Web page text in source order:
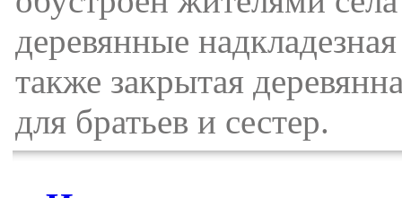
деревянные
также закрытая
для братьев и сестер.